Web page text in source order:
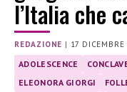
l’Italia che
REDAZIONE | 17
ADOLESCENCE
ELEONORA GIORGI